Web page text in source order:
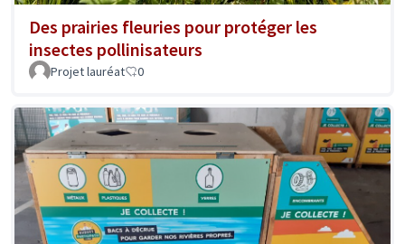
Des prairies fleuries pour protéger les
insectes pollinisateurs
Projet lauréat 0